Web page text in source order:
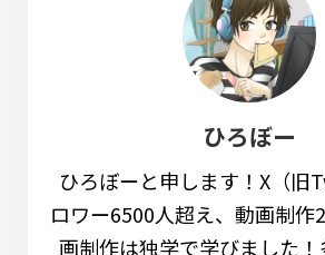
ひろぼー
ひろぼーと申します！X（旧
ロワー6500人超え、動画制作
画制作は独学で学びました！